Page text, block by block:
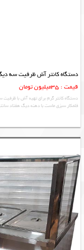
دستگاه کانتر آش ظرفیت سه
قیمت : 35میلیون تومان
دستگاه کانتر گرم برای تهیه آش با
قلمکار سبزی ماست با دهنه دیگ هفتاد